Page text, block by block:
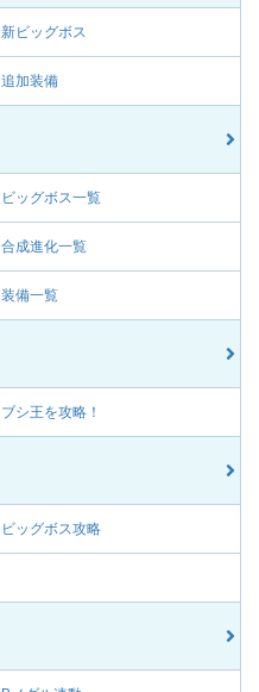
新ビッグボス
追加装備
ビッグボス一覧
合成進化一覧
装備一覧
ブシ王を攻略！
ビッグボス攻略